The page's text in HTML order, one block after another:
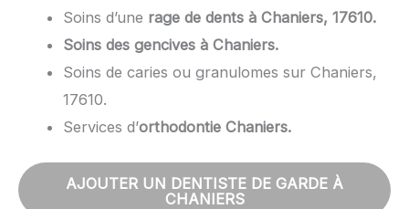
Soins d’une rage de dents à Chaniers, 17610.
Soins des gencives à Chaniers.
Soins de caries ou granulomes sur Chaniers,
17610.
Services d’orthodontie Chaniers.
AJOUTER UN DENTISTE DE GARDE À
CHANIERS